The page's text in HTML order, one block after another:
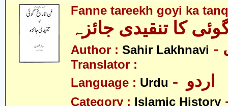
Fanne tareekh goyi ka
کا تنقیدی جائزہ
Author : Sahir Lakhnavi
Translator :
Language : Urdu
Category : Islamic History